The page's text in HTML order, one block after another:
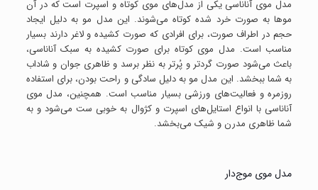
مدل موی آناناسی یکی از مدل‌های موی کوتاه و اسپرت است که در آن
موها به صورت خرد شده کوتاه می‌شوند. این مدل مو به دلیل ایجاد
حجم در اطراف صورت، برای افرادی که صورت کشیده و لاغر دارند بسیار
مناسب است. مدل موی کوتاه برای صورت کشیده به سبک آناناسی،
باعث می‌شود صورت گردتر و پُرتر به نظر برسد و ظاهری جوان و شاداب
به شما ببخشد. این مدل مو به دلیل سادگی و راحت بودن، برای استفاده
روزمره و فعالیت‌های ورزشی بسیار مناسب است. همچنین، مدل موی
آناناسی با انواع استایل‌های اسپرت و کژوال به خوبی ست می‌شود و به
شما ظاهری مدرن و شیک می‌بخشد.
مدل موی موج‌دار